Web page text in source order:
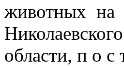
животных на
области, п о